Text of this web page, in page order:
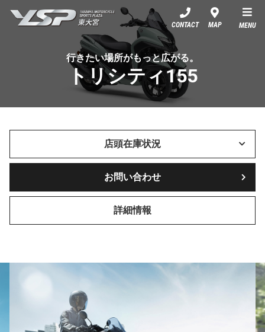
YSP東大宮
CONTACT MAP MENU
行きたい場所がもっと広がる。
トリシティ155
店頭在庫状況
お問い合わせ
詳細情報